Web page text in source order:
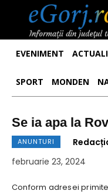
EVENIMENT
SPORT MONDEN
Se ia apa la
ANUNTURI
februarie 23, 2024
Conform adresei